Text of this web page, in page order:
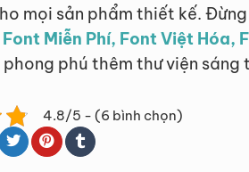
mọi sản phẩm thiết kế.
Font Miễn Phí, Font Việt Hóa,
phong phú thêm thư viện
4.8/5 - (6 bình chọn)